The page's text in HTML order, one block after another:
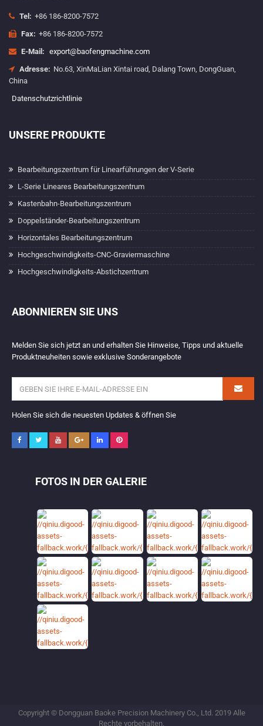
Tel: +86 186-8200-7572
Fax: +86 186-8200-7572
E-Mail: export@baofengmachine.com
Adresse: No.63, XinMaLian Xintai road, Dalang Town, DongGuan,
China
Datenschutzrichtlinie
UNSERE PRODUKTE
Bearbeitungszentrum für Linearführungen der V-Serie
L-Serie Lineares Bearbeitungszentrum
Kastenbahn-Bearbeitungszentrum
Doppelständer-Bearbeitungszentrum
Horizontales Bearbeitungszentrum
Hochgeschwindigkeits-CNC-Graviermaschine
Hochgeschwindigkeits-Abstichzentrum
ABONNIEREN SIE UNS
Melden Sie sich jetzt an und erhalten Sie Hinweise, Tipps und aktuelle
Produktneuheiten sowie exklusive Sonderangebote
Holen Sie sich die neuesten Updates & öffnen Sie
FOTOS IN DER GALERIE
Copyright © Dongguan Baoke Precision Machinery Co., Ltd. 2019 Alle
Rechte vorbehalten.